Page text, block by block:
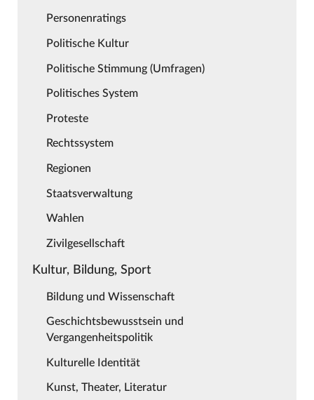
Personenratings
Politische Kultur
Politische Stimmung (Umfragen)
Politisches System
Proteste
Rechtssystem
Regionen
Staatsverwaltung
Wahlen
Zivilgesellschaft
Kultur, Bildung, Sport
Bildung und Wissenschaft
Geschichtsbewusstsein und
Vergangenheitspolitik
Kulturelle Identität
Kunst, Theater, Literatur